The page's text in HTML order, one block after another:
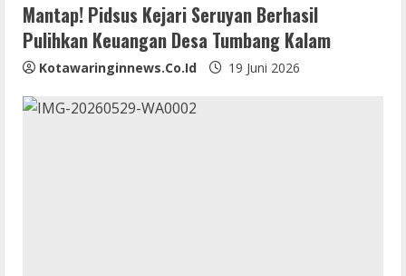
Mantap! Pidsus Kejari Seruyan Berhasil
Pulihkan Keuangan Desa Tumbang Kalam
Kotawaringinnews.co.id 19 Juni 2026